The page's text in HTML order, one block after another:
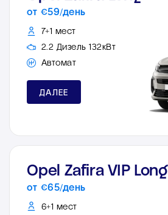
от €59/день
7+1 мест
2.2 Дизель 132кВт
Автомат
ДАЛЕЕ
Opel Zafira VIP Long
от €65/день
6+1 мест